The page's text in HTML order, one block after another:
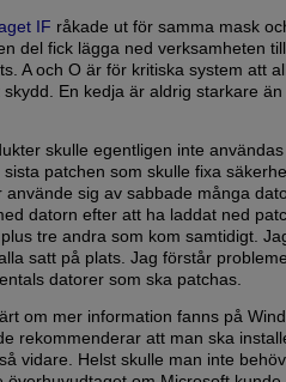
IF råkade ut för samma mask
del fick lägga ned verksamheten
A och O är för kritiska system att
skydd. En kedja är aldrig starkare än
skulle egentligen inte
patchen som skulle fixa
använde sig av sabbade många
datorn efter att ha laddat ned
tre andra som kom samtidigt.
satt på plats. Jag förstår
datorer som ska patchas.
om mer information fanns på
rekommenderar att man ska
vidare. Helst skulle man inte